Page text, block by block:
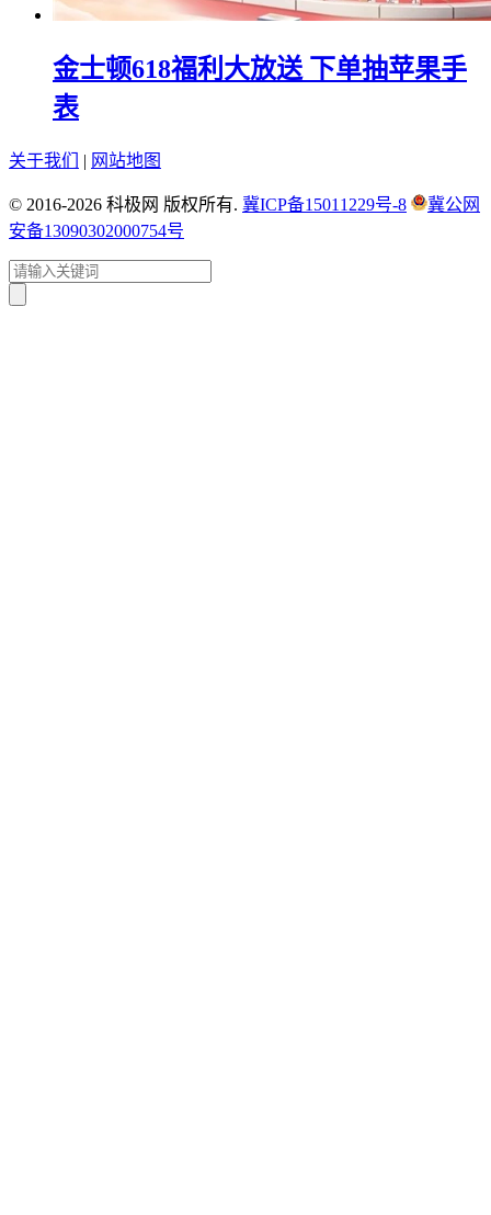
金士顿618福利大放送 下单抽苹果手
表
关于我们 | 网站地图
© 2016-2026 科极网 版权所有. 冀ICP备15011229号-8
冀公网
安备13090302000754号